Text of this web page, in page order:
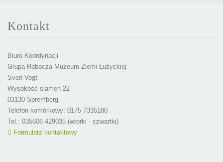
Kontakt
Biuro Koordynacji
Grupa Robocza Muzeum Ziemi Łużyckiej
Sven Vogt
Wysokość slamen 22
03130 Spremberg
Telefon komórkowy: 0175 7335180
Tel.: 035606 429035 (wtorki - czwartki)
Formularz kontaktowy